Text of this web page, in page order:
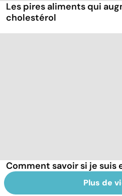
Les pires aliments qui
cholestérol
Comment savoir si je suis
Plus de